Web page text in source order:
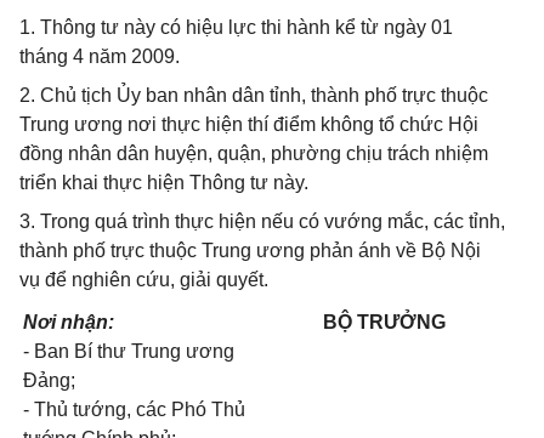
1. Thông tư này có hiệu lực thi hành kể từ ngày 01
tháng 4 năm 2009.
2. Chủ tịch Ủy ban nhân dân tỉnh, thành phố trực thuộc
Trung ương nơi thực hiện thí điểm không tổ chức Hội
đồng nhân dân huyện, quận, phường chịu trách nhiệm
triển khai thực hiện Thông tư này.
3. Trong quá trình thực hiện nếu có vướng mắc, các tỉnh,
thành phố trực thuộc Trung ương phản ánh về Bộ Nội
vụ để nghiên cứu, giải quyết.
Nơi nhận:
- Ban Bí thư Trung ương
Đảng;
- Thủ tướng, các Phó Thủ
BỘ TRƯỞNG